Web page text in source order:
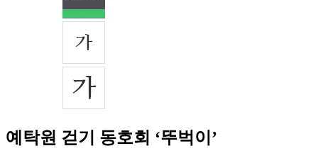
예탁원 걷기 동호회 ‘뚜벅이’